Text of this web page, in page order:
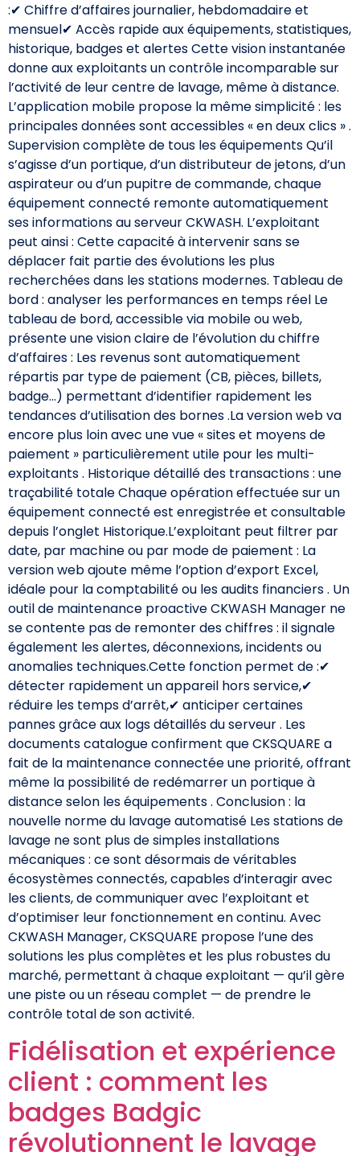
:✔ Chiffre d’affaires journalier, hebdomadaire et
mensuel✔ Accès rapide aux équipements, statistiques,
historique, badges et alertes Cette vision instantanée
donne aux exploitants un contrôle incomparable sur
l’activité de leur centre de lavage, même à distance.
L’application mobile propose la même simplicité : les
principales données sont accessibles « en deux clics » .
Supervision complète de tous les équipements Qu’il
s’agisse d’un portique, d’un distributeur de jetons, d’un
aspirateur ou d’un pupitre de commande, chaque
équipement connecté remonte automatiquement
ses informations au serveur CKWASH. L’exploitant
peut ainsi : Cette capacité à intervenir sans se
déplacer fait partie des évolutions les plus
recherchées dans les stations modernes. Tableau de
bord : analyser les performances en temps réel Le
tableau de bord, accessible via mobile ou web,
présente une vision claire de l’évolution du chiffre
d’affaires : Les revenus sont automatiquement
répartis par type de paiement (CB, pièces, billets,
badge…) permettant d’identifier rapidement les
tendances d’utilisation des bornes .La version web va
encore plus loin avec une vue « sites et moyens de
paiement » particulièrement utile pour les multi-
exploitants . Historique détaillé des transactions : une
traçabilité totale Chaque opération effectuée sur un
équipement connecté est enregistrée et consultable
depuis l’onglet Historique.L’exploitant peut filtrer par
date, par machine ou par mode de paiement : La
version web ajoute même l’option d’export Excel,
idéale pour la comptabilité ou les audits financiers . Un
outil de maintenance proactive CKWASH Manager ne
se contente pas de remonter des chiffres : il signale
également les alertes, déconnexions, incidents ou
anomalies techniques.Cette fonction permet de :✔
détecter rapidement un appareil hors service,✔
réduire les temps d’arrêt,✔ anticiper certaines
pannes grâce aux logs détaillés du serveur . Les
documents catalogue confirment que CKSQUARE a
fait de la maintenance connectée une priorité, offrant
même la possibilité de redémarrer un portique à
distance selon les équipements . Conclusion : la
nouvelle norme du lavage automatisé Les stations de
lavage ne sont plus de simples installations
mécaniques : ce sont désormais de véritables
écosystèmes connectés, capables d’interagir avec
les clients, de communiquer avec l’exploitant et
d’optimiser leur fonctionnement en continu. Avec
CKWASH Manager, CKSQUARE propose l’une des
solutions les plus complètes et les plus robustes du
marché, permettant à chaque exploitant — qu’il gère
une piste ou un réseau complet — de prendre le
contrôle total de son activité.
Fidélisation et expérience
client : comment les
badges Badgic
révolutionnent le lavage